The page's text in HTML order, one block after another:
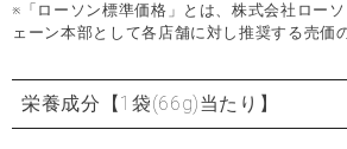
※「ローソン標準価格」とは、株式会社ロー
ェーン本部として各店舗に対し推奨する売価
栄養成分 【1袋(66g)当たり】